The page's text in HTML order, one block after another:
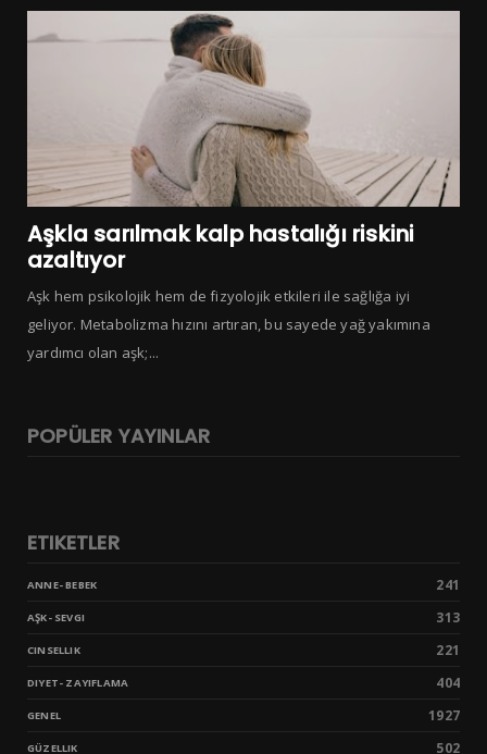
Aşkla sarılmak kalp hastalığı riskini
azaltıyor
Aşk hem psikolojik hem de fizyolojik etkileri ile sağlığa iyi
geliyor. Metabolizma hızını artıran, bu sayede yağ yakımına
yardımcı olan aşk;...
POPÜLER YAYINLAR
ETIKETLER
ANNE- BEBEK 241
AŞK- SEVGI 313
CINSELLIK 221
DIYET- ZAYIFLAMA 404
GENEL 1927
GÜZELLIK 502